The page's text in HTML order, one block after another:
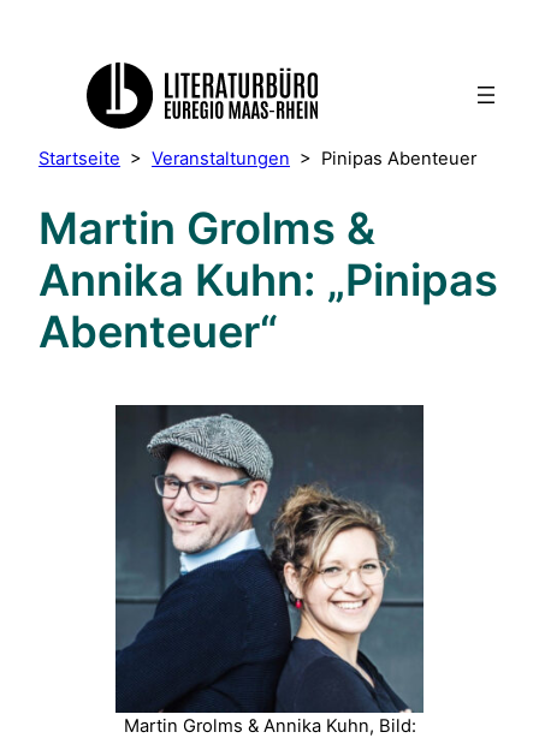
Startseite > Veranstaltungen > Pinipas Abenteuer
Martin Grolms &
Annika Kuhn: „Pinipas
Abenteuer“
Martin Grolms & Annika Kuhn, Bild: